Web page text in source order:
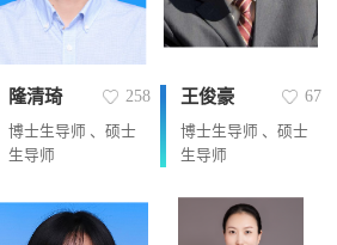
隆清琦 258
博士生导师 、硕士
生导师
王俊豪 67
博士生导师 、硕士
生导师